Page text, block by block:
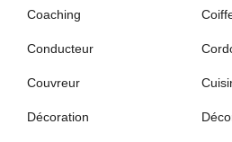
Coaching
Conducteur
Couvreur
Décoration